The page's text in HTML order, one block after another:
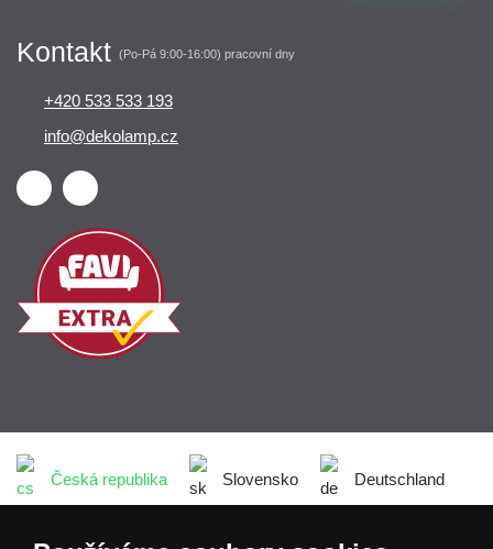
Kontakt (Po-Pá 9:00-16:00) pracovní dny
+420 533 533 193
info@dekolamp.cz
Česká republika Slovensko Deutschland